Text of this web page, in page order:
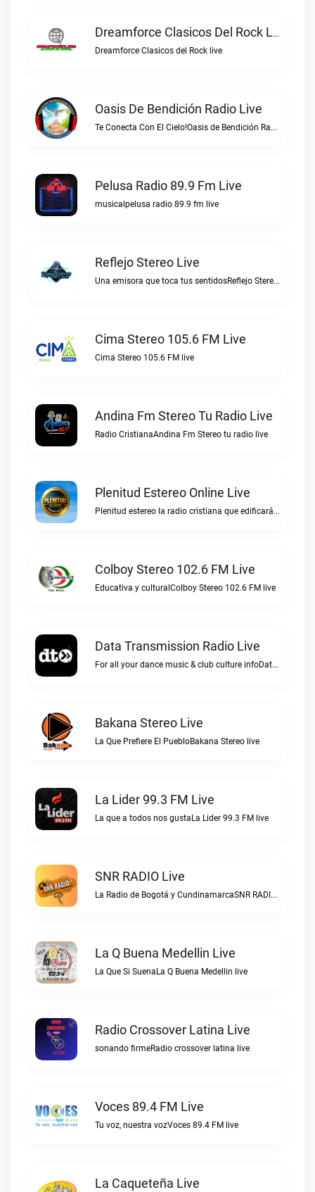
Dreamforce Clasicos Del Rock Live
Dreamforce Clasicos del Rock live
Oasis De Bendición Radio Live
Te Conecta Con El Cielo!Oasis de Bendición Radio live
Pelusa Radio 89.9 Fm Live
musicalpelusa radio 89.9 fm live
Reflejo Stereo Live
Una emisora que toca tus sentidosReflejo Stereo live
Cima Stereo 105.6 FM Live
Cima Stereo 105.6 FM live
Andina Fm Stereo Tu Radio Live
Radio CristianaAndina Fm Stereo tu radio live
Plenitud Estereo Online Live
Plenitud estereo la radio cristiana que edificará tu vida.Plenitud Estereo Online live
Colboy Stereo 102.6 FM Live
Educativa y culturalColboy Stereo 102.6 FM live
Data Transmission Radio Live
For all your dance music & club culture infoData Transmission Radio live
Bakana Stereo Live
La Que Prefiere El PuebloBakana Stereo live
La Lider 99.3 FM Live
La que a todos nos gustaLa Lider 99.3 FM live
SNR RADIO Live
La Radio de Bogotá y CundinamarcaSNR RADIO live
La Q Buena Medellin Live
La Que Si SuenaLa Q Buena Medellin live
Radio Crossover Latina Live
sonando firmeRadio crossover latina live
Voces 89.4 FM Live
Tu voz, nuestra vozVoces 89.4 FM live
La Caqueteña Live